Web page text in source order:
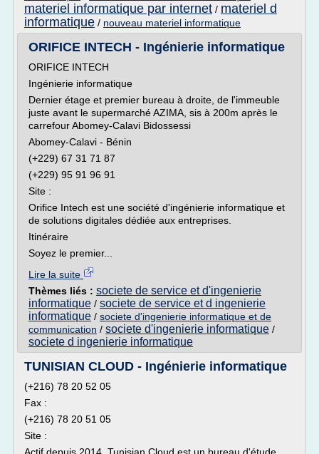
materiel informatique par internet / materiel d
informatique / nouveau materiel informatique
ORIFICE INTECH - Ingénierie informatique
ORIFICE INTECH
Ingénierie informatique
Dernier étage et premier bureau à droite, de l'immeuble
juste avant le supermarché AZIMA, sis à 200m après le
carrefour Abomey-Calavi Bidossessi
Abomey-Calavi - Bénin
(+229) 67 31 71 87
(+229) 95 91 96 91
Site :
Orifice Intech est une société d'ingénierie informatique et
de solutions digitales dédiée aux entreprises.
Itinéraire
Soyez le premier...
Lire la suite
Thèmes liés : societe de service et d'ingenierie
informatique / societe de service et d ingenierie
informatique / societe d'ingenierie informatique et de
communication / societe d'ingenierie informatique /
societe d ingenierie informatique
TUNISIAN CLOUD - Ingénierie informatique
(+216) 78 20 52 05
Fax :
(+216) 78 20 51 05
Site :